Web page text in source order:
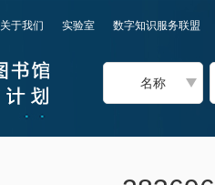
关于我们 实验室 数字知识服务联盟
名称